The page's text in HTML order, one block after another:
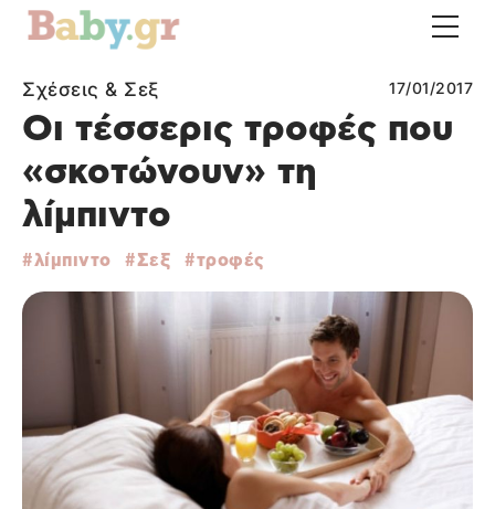
Σχέσεις & Σεξ 17/01/2017
Οι τέσσερις τροφές που
«σκοτώνουν» τη
λίμπιντο
λίμπιντο Σεξ τροφές